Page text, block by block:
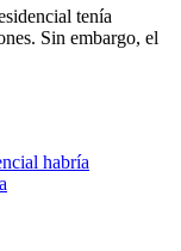
tenía
Sin embargo, el